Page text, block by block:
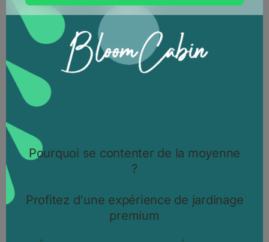
Orangerie T murale Bloomcabin – Serre
en aluminium de luxe pour jardins
français | Jusqu’à -45 % & livraison
gratuite en France
en aluminium haut de gamme avec plan en T, vitrages
personnalisables.